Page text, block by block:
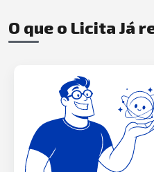
O que o Licita Já